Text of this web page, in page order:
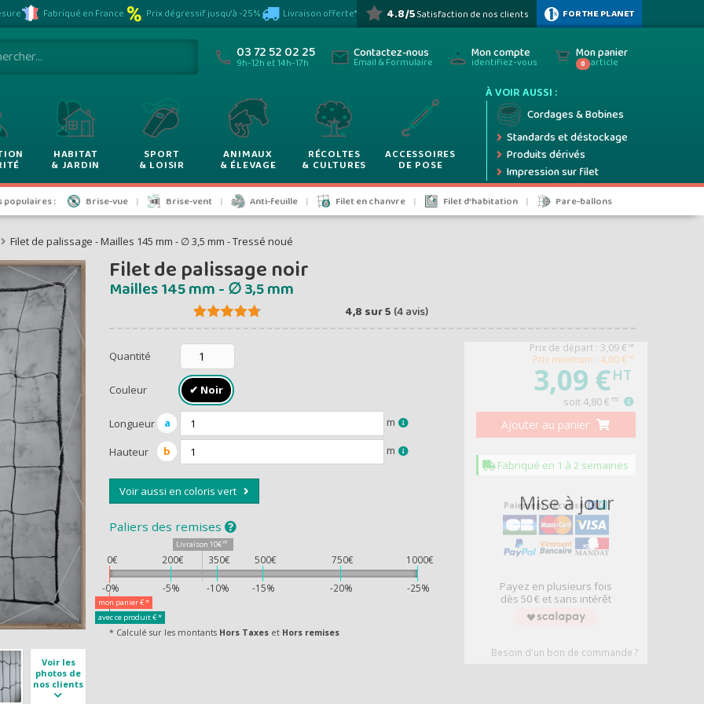
et remises hors taxes
-5% à -25%
Plus vous achetez
moins vous payez
dégressifs
VOS PHOTOS
UN CADEAU
Fabriqué en France Prix dégressif jusqu'à -25% Livraison offerte* 4.8/5Satisfaction de nos clients FOR THE PLANET
03 72 52 02 25
9h-12h et 14h-17h
Contactez-nous
Email & Formulaire
Mon compte
identifiez-vous
Mon panier
0 article
HABITAT
& JARDIN
SPORT
& LOISIR
ANIMAUX
& ÉLEVAGE
RÉCOLTES
& CULTURES
ACCESSOIRES
DE POSE
À VOIR AUSSI :
Cordages & Bobines
Standards et déstockage
Produits dérivés
Impression sur filet
populaires : Brise-vue Brise-vent Anti-feuille Filet en chanvre Filet d'habitation Pare-ballons
Filet de palissage - Mailles 145 mm - ∅ 3,5 mm - Tressé noué
Filet de palissage noir
Mailles 145 mm - ∅ 3,5 mm
4,8 sur5 (4avis)
Voir les
photos de
nos clients
Quantité
Couleur
Longueur a m
Hauteur b m
Voir aussi en coloris vert
Paliers des remises
mon panier€ *
Livraison 10€ HT
-0%
0€
-5%
200€
-10%
350€
-15%
500€
-20%
750€
-25%
1000€
avec ce produit€ *
* Calculé sur les montants Hors Taxes et Hors remises
Mise à jour
Prix de départ : 3,09€ HT
Prix minimum : 4,00 € HT
3,09 €HT
soit4,80 € TTC
Ajouter au panier
Fabriqué en 1 à 2 semaines
Paiement sécurisé
Payez en plusieurs fois
dès 50 € et sans intérêt
Besoin d'un bon de commande ?